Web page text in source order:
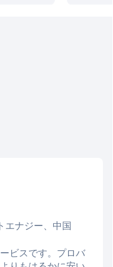
エナジー、中国
ビスです。プロバ